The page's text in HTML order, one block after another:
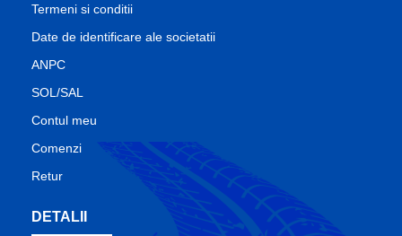
Termeni si conditii
Date de identificare ale societatii
ANPC
SOL/SAL
Contul meu
Comenzi
Retur
DETALII